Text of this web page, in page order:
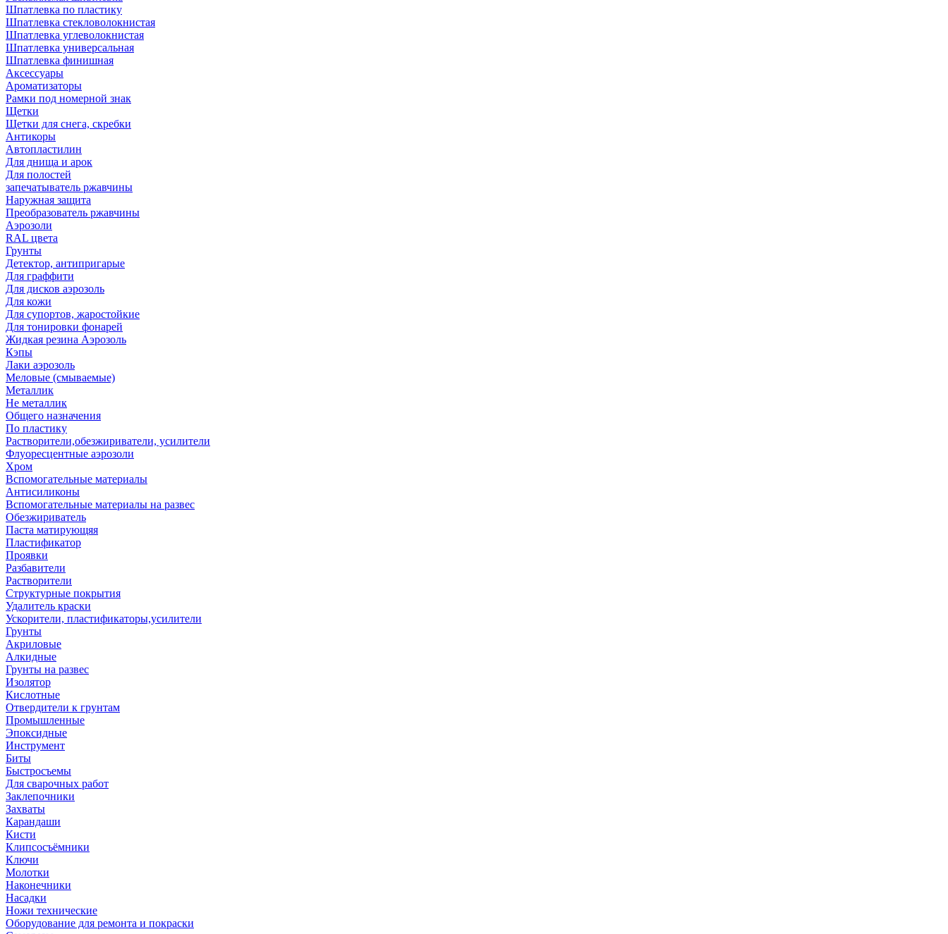
Шпатлевка по пластику
Шпатлевка стекловолокнистая
Шпатлевка углеволокнистая
Шпатлевка универсальная
Шпатлевка финишная
Аксессуары
Ароматизаторы
Рамки под номерной знак
Щетки
Щетки для снега, скребки
Антикоры
Автопластилин
Для днища и арок
Для полостей
запечатыватель ржавчины
Наружная защита
Преобразователь ржавчины
Аэрозоли
RAL цвета
Грунты
Детектор, антипригарые
Для граффити
Для дисков аэрозоль
Для кожи
Для супортов, жаростойкие
Для тонировки фонарей
Жидкая резина Аэрозоль
Кэпы
Лаки аэрозоль
Меловые (смываемые)
Металлик
Не металлик
Общего назначения
По пластику
Растворители,обезжириватели, усилители
Флуоресцентные аэрозоли
Хром
Вспомогательные материалы
Антисиликоны
Вспомогательные материалы на развес
Обезжириватель
Паста матирующяя
Пластификатор
Проявки
Разбавители
Растворители
Структурные покрытия
Удалитель краски
Ускорители, пластификаторы,усилители
Грунты
Акриловые
Алкидные
Грунты на развес
Изолятор
Кислотные
Отвердители к грунтам
Промышленные
Эпоксидные
Инструмент
Биты
Быстросъемы
Для сварочных работ
Заклепочники
Захваты
Карандаши
Кисти
Клипсосъёмники
Ключи
Молотки
Наконечники
Насадки
Ножи технические
Оборудование для ремонта и покраски